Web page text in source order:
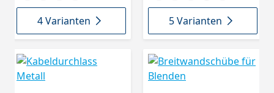
4 Varianten 5 Varianten